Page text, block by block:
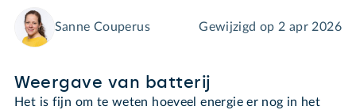
Sanne Couperus Gewijzigd op2 apr 2026
Weergave van batterij
Het is fijn om te weten hoeveel energie er nog in het